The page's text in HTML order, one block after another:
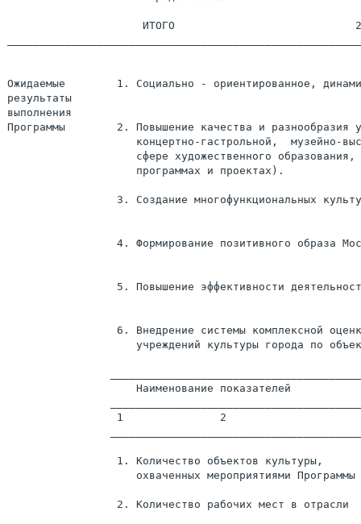
ИТОГО
Ожидаемые        1. Социально - ориентированное,
результаты
выполнения
Программы        2. Повышение качества и разнообразия
концертно-гастрольной,  музейно-
сфере художественного
                    программах и проектах).
3. Создание многофункциональных
4. Формирование позитивного образа
5. Повышение эффективности
6. Внедрение системы комплексной
учреждений культуры города по
Наименование показателей
1               2
1. Количество объектов культуры,
                    охваченных мероприятиями Программы
2. Количество рабочих мест в отрасли